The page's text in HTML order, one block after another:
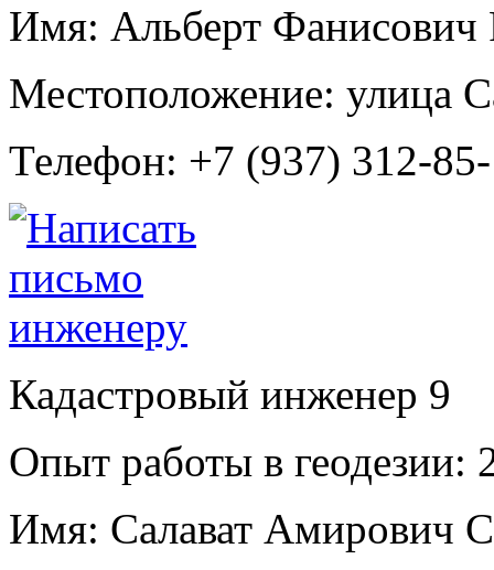
Имя: Альберт Фанисович
Местоположение: улица
Телефон: +7 (937) 312-
Кадастровый инженер 9
Опыт работы в геодезии:
Имя: Салават Амирович